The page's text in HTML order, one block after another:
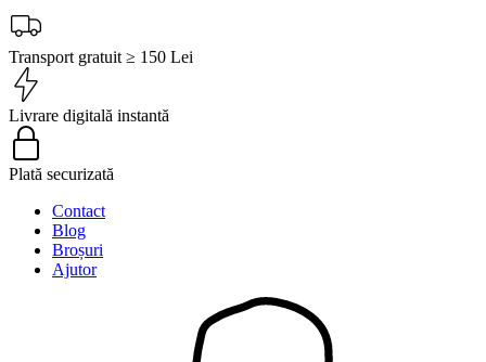
Transport gratuit ≥ 150 Lei
Livrare digitală instantă
Plată securizată
Contact
Blog
Broșuri
Ajutor